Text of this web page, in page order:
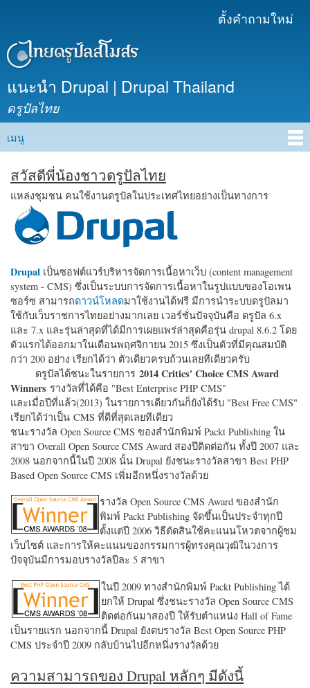
เนื้อหา
ตั้งคำถามใหม่
แนะนำ Drupal | Drupal Thailand
ดรูปัลไทย
Main menu
เมนู
สวัสดีพี่น้องชาวดรูปัลไทย
แหล่งชุมชน คนใช้งานดรูปัลในประเทศไทยอย่างเป็นทางการ
Drupal เป็นซอฟต์แวร์บริหารจัดการเนื้อหาเว็บ (content management
system - CMS) ซึ่งเป็นระบบการจัดการเนื้อหาในรูปแบบของโอเพน
ซอร์ซ สามารถดาวน์โหลดมาใช้งานได้ฟรี มีการนำระบบดรูปัลมา
ใช้กับเว็บราชการไทยอย่างมากเลย เวอร์ชั่นปัจจุบันคือ ดรูปัล 6.x
และ 7.x และรุ่นล่าสุดที่ได้มีการเผยแพร่ล่าสุดคือรุ่น drupal 8.6.2 โดย
ตัวแรกได้ออกมาในเดือนพฤศจิกายน 2015 ซึ่งเป็นตัวที่มีคุณสมบัติ
กว่า 200 อย่าง เรียกได้ว่า ตัวเดียวครบถ้วนเลยทีเดียวครับ
ดรูปัลได้ชนะในรายการ 2014 Critics' Choice CMS Award
Winners รางวัลที่ได้คือ "Best Enterprise PHP CMS"
และเมื่อปีที่แล้ว(2013) ในรายการเดียวกันก็ยังได้รับ "Best Free CMS"
เรียกได้ว่าเป็น CMS ที่ดีที่สุดเลยทีเดียว
ชนะรางวัล Open Source CMS ของสำนักพิมพ์ Packt Publishing ใน
สาขา Overall Open Source CMS Award สองปีติดต่อกัน ทั้งปี 2007 และ
2008 นอกจากนี้ในปี 2008 นั้น Drupal ยังชนะรางวัลสาขา Best PHP
Based Open Source CMS เพิ่มอีกหนึ่งรางวัลด้วย
รางวัล Open Source CMS Award ของสำนัก
พิมพ์ Packt Publishing จัดขึ้นเป็นประจำทุกปี
ตั้งแต่ปี 2006 วิธีตัดสินใช้คะแนนโหวตจากผู้ชม
เว็บไซต์ และการให้คะแนนของกรรมการผู้ทรงคุณวุฒิในวงการ
ปัจจุบันมีการมอบรางวัลปีละ 5 สาขา
ในปี 2009 ทางสำนักพิมพ์ Packt Publishing ได้
ยกให้ Drupal ซึ่งชนะรางวัล Open Source CMS
ติดต่อกันมาสองปี ให้รับตำแหน่ง Hall of Fame
เป็นรายแรก นอกจากนี้ Drupal ยังตบรางวัล Best Open Source PHP
CMS ประจำปี 2009 กลับบ้านไปอีกหนึ่งรางวัลด้วย
ความสามารถของ Drupal หลักๆ มีดังนี้